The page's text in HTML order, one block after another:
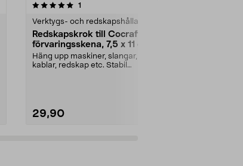
1
Verktygs- och redskapshållare
Redskapskrok till Cocraft
förvaringsskena, 7,5 x 11 cm
Häng upp maskiner, slangar,
kablar, redskap etc. Stabil
29,90
4.5av 5 stjärnor